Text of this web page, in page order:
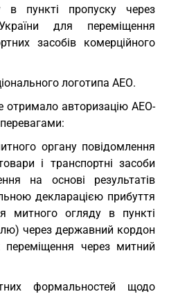
в пункті пропуску через
для переміщення
засобів комерційного
логотипа АЕО.
отримало авторизацію АЕО-
органу повідомлення
і транспортні засоби
на основі результатів
декларацією прибуття
митного огляду в пункті
через державний кордон
через митний
формальностей щодо